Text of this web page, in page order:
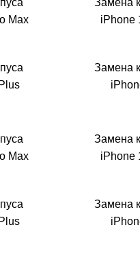
Max
iPhone
Замена
Max
Замена
iPhone
Замена